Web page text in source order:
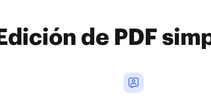
Edición de PDF